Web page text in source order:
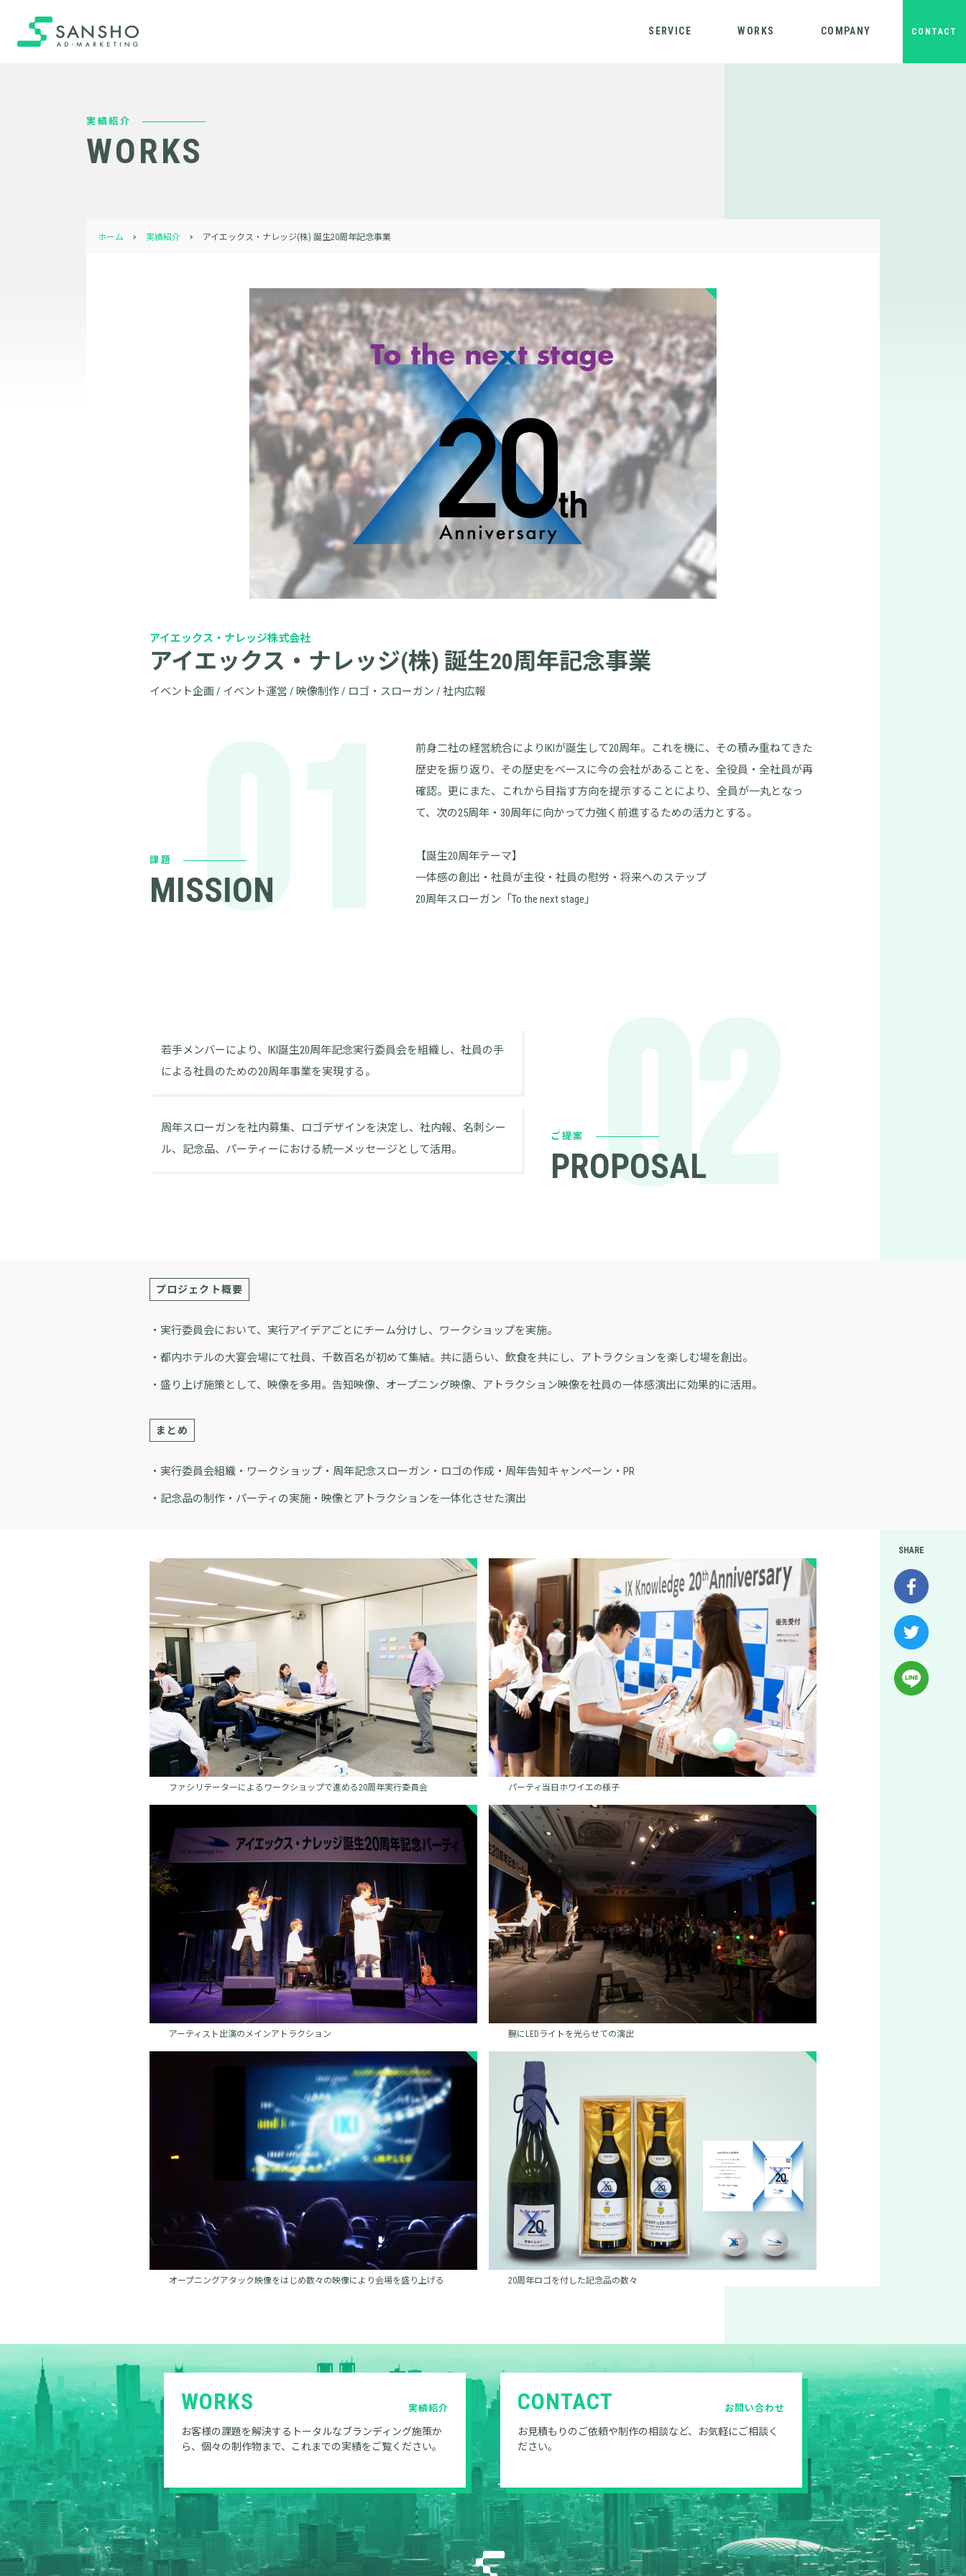
SERVICE WORKS COMPANY CONTACT
実績紹介
WORKS
ホーム 実績紹介 アイエックス・ナレッジ(株) 誕生20周年記念事業
アイエックス・ナレッジ株式会社
アイエックス・ナレッジ(株) 誕生20周年記念事業
イベント企画 / イベント運営 / 映像制作 / ロゴ・スローガン / 社内広報
課題
MISSION
01
前身二社の経営統合によりIKIが誕生して20周年。これを機に、その積み重ねてきた
歴史を振り返り、その歴史をベースに今の会社があることを、全役員・全社員が再
確認。更にまた、これから目指す方向を提示することにより、全員が一丸となっ
て、次の25周年・30周年に向かって力強く前進するための活力とする。
【誕生20周年テーマ】
一体感の創出・社員が主役・社員の慰労・将来へのステップ
20周年スローガン「To the next stage」
ご提案
PROPOSAL
02
若手メンバーにより、IKI誕生20周年記念実行委員会を組織し、社員の手
による社員のための20周年事業を実現する。
周年スローガンを社内募集、ロゴデザインを決定し、社内報、名刺シー
ル、記念品、パーティーにおける統一メッセージとして活用。
プロジェクト概要
・実行委員会において、実行アイデアごとにチーム分けし、ワークショップを実施。
・都内ホテルの大宴会場にて社員、千数百名が初めて集結。共に語らい、飲食を共にし、アトラクションを楽しむ場を創出。
・盛り上げ施策として、映像を多用。告知映像、オープニング映像、アトラクション映像を社員の一体感演出に効果的に活用。
まとめ
・実行委員会組織・ワークショップ・周年記念スローガン・ロゴの作成・周年告知キャンペーン・PR
・記念品の制作・パーティの実施・映像とアトラクションを一体化させた演出
ファシリテーターによるワークショップで進める20周年実行委員会 パーティ当日ホワイエの様子
アーティスト出演のメインアトラクション 腕にLEDライトを光らせての演出
オープニングアタック映像をはじめ数々の映像により会場を盛り上げる 20周年ロゴを付した記念品の数々
SHARE
WORKS 実績紹介
お客様の課題を解決するトータルなブランディング施策か
ら、個々の制作物まで、これまでの実績をご覧ください。
CONTACT お問い合わせ
お見積もりのご依頼や制作の相談など、お気軽にご相談く
ださい。